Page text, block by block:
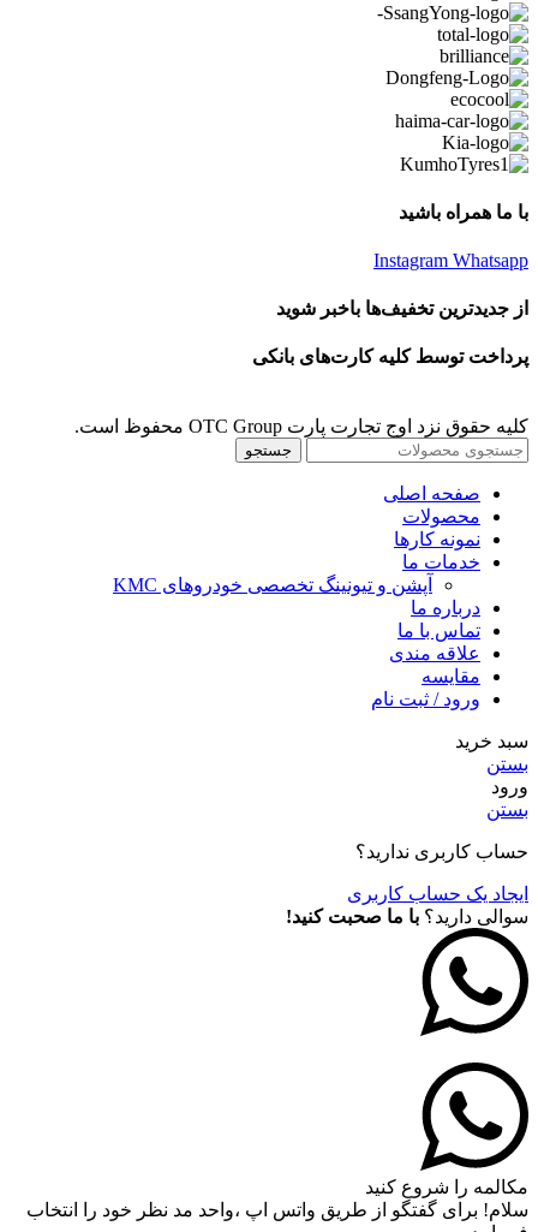
با ما همراه باشید
Instagram Whatsapp
از جدیدترین تخفیف‌ها باخبر شوید
پرداخت توسط کلیه کارت‌های بانکی
کلیه حقوق نزد اوج تجارت پارت OTC Group محفوظ است.
جستجو
صفحه اصلی
محصولات
نمونه کارها
خدمات ما
آپشن و تیونینگ تخصصی خودروهای KMC
درباره ما
تماس با ما
علاقه مندی
مقايسه
ورود / ثبت نام
سبد خرید
بستن
ورود
بستن
حساب کاربری ندارید؟
ایجاد یک حساب کاربری
سوالی دارید؟ با ما صحبت کنید!
مکالمه را شروع کنید
سلام! برای گفتگو از طریق واتس اپ ،واحد مد نظر خود را انتخاب